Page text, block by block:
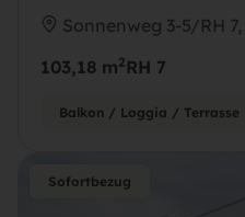
Sonnenweg 3-5/RH
103,18 m2 RH 7
Balkon / Loggia / Terrasse
Sofortbezug